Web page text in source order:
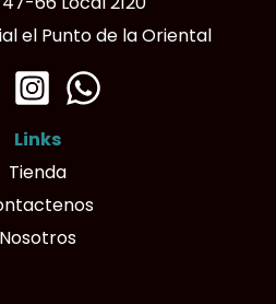
elegir
en
la
página
de
producto
el Punto de la Oriental
Links
Tienda
Nosotros